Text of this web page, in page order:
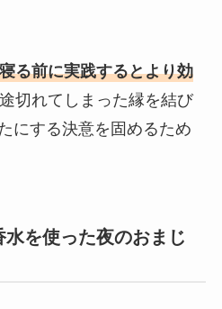
る前に実践するとより効
切れてしまった縁を結び
にする決意を固めるため
を使った夜のおまじ